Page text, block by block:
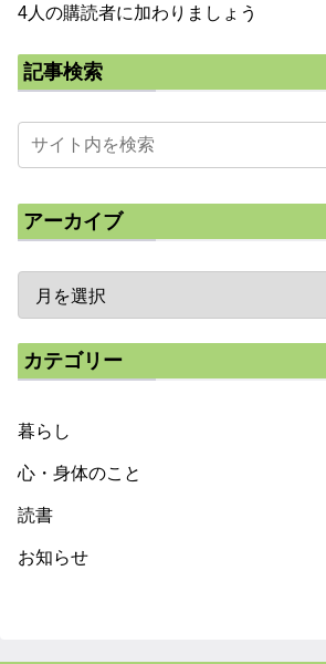
4人の購読者に加わりましょう
記事検索
アーカイブ
カテゴリー
暮らし
心・身体のこと
読書
お知らせ